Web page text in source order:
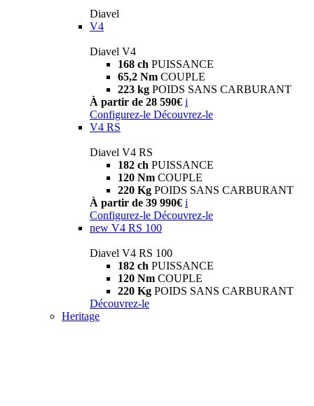
Diavel
V4
Diavel V4
168 ch PUISSANCE
65,2 Nm COUPLE
223 kg POIDS SANS CARBURANT
À partir de 28 590€ i
Configurez-le Découvrez-le
V4 RS
Diavel V4 RS
182 ch PUISSANCE
120 Nm COUPLE
220 Kg POIDS SANS CARBURANT
À partir de 39 990€ i
Configurez-le Découvrez-le
new V4 RS 100
Diavel V4 RS 100
182 ch PUISSANCE
120 Nm COUPLE
220 Kg POIDS SANS CARBURANT
Découvrez-le
Heritage